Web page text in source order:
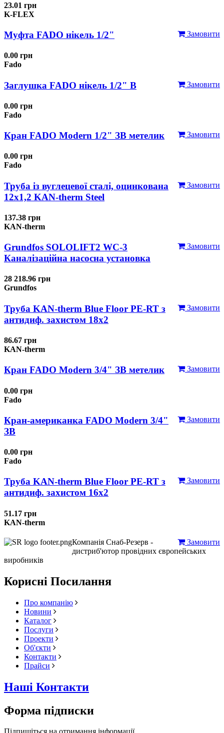
23.01 грн
K-FLEX
Замовити
Муфта FADO нікель 1/2"
0.00 грн
Fado
Замовити
Заглушка FADO нікель 1/2" В
0.00 грн
Fado
Замовити
Кран FADO Modern 1/2" ЗВ метелик
0.00 грн
Fado
Замовити
Труба із вуглецевої сталі, оцинкована
12x1,2 KAN-therm Steel
137.38 грн
KAN-therm
Замовити
Grundfos SOLOLIFT2 WC-3
Каналізаційна насосна установка
28 218.96 грн
Grundfos
Замовити
Труба KAN-therm Blue Floor PE-RT з
антидиф. захистом 18х2
86.67 грн
KAN-therm
Замовити
Кран FADO Modern 3/4" ЗВ метелик
0.00 грн
Fado
Замовити
Кран-американка FADO Modern 3/4"
ЗВ
0.00 грн
Fado
Замовити
Труба KAN-therm Blue Floor PE-RT з
антидиф. захистом 16х2
51.17 грн
KAN-therm
Замовити
Компанія Снаб-Резерв -
дистриб'ютор провідних європейських
виробників
Корисні Посилання
Про компанію
Новини
Каталог
Послуги
Проекти
Об'єкти
Контакти
Прайси
Наші Контакти
Форма підписки